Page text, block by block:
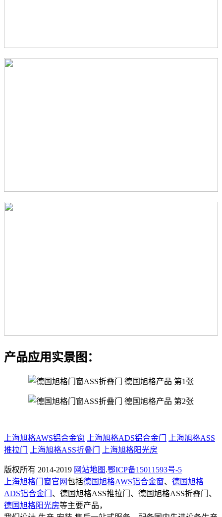
产品应用实景图：
上海旭格AWS铝合金窗 上海旭格ADS铝合金门
上海旭格ASS
推拉门
上海旭格ASS折叠门 上海旭格阳光房
版权所有 2014-2019 网站地图 .鄂ICP备15011593号-5
上海旭格门窗官网包括德国旭格AWS铝合金窗、 德国旭格
ADS铝合金门 、德国旭格ASS推拉门、德国旭格ASS折叠门、
德国旭格阳光房等主要产品，